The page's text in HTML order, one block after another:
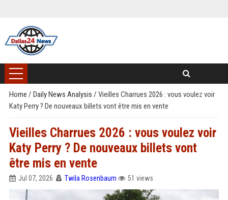
Home / Daily News Analysis / Vieilles Charrues 2026 : vous voulez voir
Katy Perry ? De nouveaux billets vont être mis en vente
Vieilles Charrues 2026 : vous voulez voir
Katy Perry ? De nouveaux billets vont
être mis en vente
Jul 07, 2026 Twila Rosenbaum 51 views